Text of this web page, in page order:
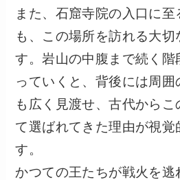
また、石窟寺院の入口に至
も、この場所を訪れる大
す。岩山の中腹まで続く
っていくと、背後には周
も広く見渡せ、古代からこ
て選ばれてきた理由が視覚
す。
かつての王たちが戦火を逃